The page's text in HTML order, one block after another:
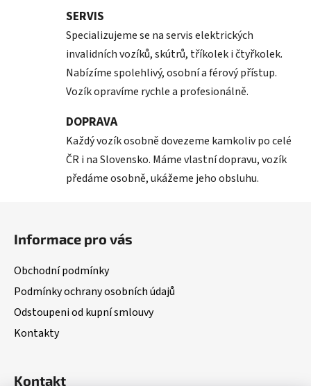
SERVIS
Specializujeme se na servis elektrických
invalidních vozíků, skútrů, tříkolek i čtyřkolek.
Nabízíme spolehlivý, osobní a férový přístup.
Vozík opravíme rychle a profesionálně.
DOPRAVA
Každý vozík osobně dovezeme kamkoliv po celé
ČR i na Slovensko. Máme vlastní dopravu, vozík
předáme osobně, ukážeme jeho obsluhu.
Informace pro vás
Obchodní podmínky
Podmínky ochrany osobních údajů
Odstoupeni od kupní smlouvy
Kontakty
Kontakt